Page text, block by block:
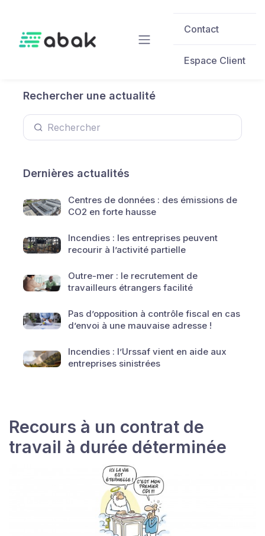
Contact
Espace Client
Rechercher une actualité
Dernières actualités
Centres de données : des émissions de
CO2 en forte hausse
Incendies : les entreprises peuvent
recourir à l’activité partielle
Outre-mer : le recrutement de
travailleurs étrangers facilité
Pas d’opposition à contrôle fiscal en cas
d’envoi à une mauvaise adresse !
Incendies : l’Urssaf vient en aide aux
entreprises sinistrées
Recours à un contrat de
travail à durée déterminée